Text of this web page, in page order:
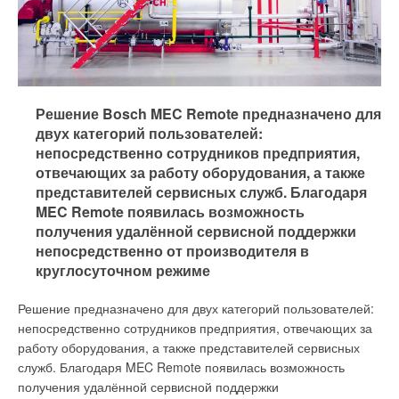
Решение Bosch MEC Remote предназначено для
двух категорий пользователей:
непосредственно сотрудников предприятия,
отвечающих за работу оборудования, а также
представителей сервисных служб. Благодаря
MEC Remote появилась возможность
получения удалённой сервисной поддержки
непосредственно от производителя в
круглосуточном режиме
Решение предназначено для двух категорий пользователей:
непосредственно сотрудников предприятия, отвечающих за
работу оборудования, а также представителей сервисных
служб. Благодаря MEC Remote появилась возможность
получения удалённой сервисной поддержки
Purmo Sardinia (Франция).
виде нежных
эллиптических витков,
наполнит
элегантностью вашу
ванную комнату
На первом этапе акции «Честный радиатор»
был проведён экспресс-анализ массы
радиаторов в 30 регионах страны. На втором
этапе была осуществлена контрольная закупка
образцов радиаторов в целях проведения их
испытаний на предмет достоверности
заявляемых производителями характеристик и
их соответствия требованиям ГОСТ 31311-2005
В основе любой холодильной машины лежит
компрессор. В небольших машинах